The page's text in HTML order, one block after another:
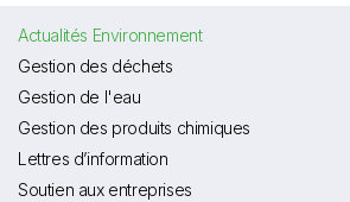
Actualités Environnement
Gestion des déchets
Gestion de l'eau
Gestion des produits chimiques
Lettres d’information
Soutien aux entreprises